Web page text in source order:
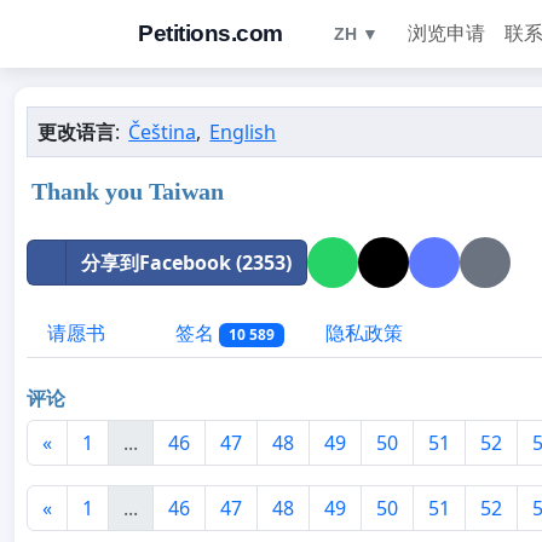
Petitions.com ZH ▼ 浏览申请 联
更改语言: Čeština, English
Thank you Taiwan
分享到Facebook (2353)
请愿书 签名 10 589 隐私政策
评论
« 1 ... 46 47 48 49 50 51 52
« 1 ... 46 47 48 49 50 51 52